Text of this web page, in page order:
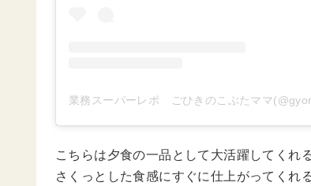
こちらは夕食の一品として大活躍してくれ
さくっとした食感にすぐに仕上がってくれ